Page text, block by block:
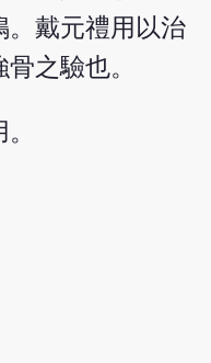
。戴元禮用以治
之驗也。